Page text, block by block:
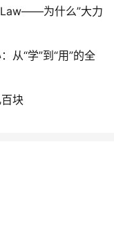
Law——为什么”大力
从“学”到“用”的全
块